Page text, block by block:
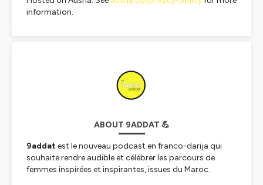
information.
ABOUT 9ADDAT 💪
9addatest le nouveau podcast en franco-darija qui
souhaite rendre audible et célébrer les parcours de
femmes inspirées et inspirantes, issues du Maroc.